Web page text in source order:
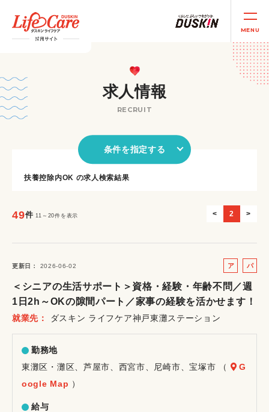
MENU
求人情報
RECRUIT
条件を指定する
扶養控除内OK の求人検索結果
49件 11～20件を表示 < 2 >
更新日 2026-06-02
ア
バ
イ
パ
ト
＜シニアの生活サポート＞資格・経験・年齢不問／週
1日2h～OKの隙間パート／家事の経験を活かせます！
就業先 ダスキン ライフケア神戸東灘ステーション
勤務地
東灘区・灘区、芦屋市、西宮市、尼崎市、宝塚市 （
G
oogle Map ）
給与